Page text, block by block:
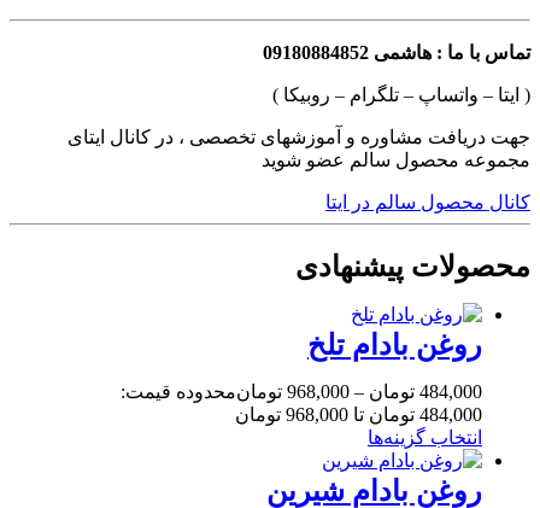
تماس با ما : هاشمی 09180884852
( ایتا – واتساپ – تلگرام – روبیکا )
جهت دریافت مشاوره و آموزشهای تخصصی ، در کانال ایتای
مجموعه محصول سالم عضو شوید
کانال محصول سالم در ایتا
محصولات پیشنهادی
روغن بادام تلخ
484,000 تومان –
968,000 تومانمحدوده قیمت:
484,000 تومان تا 968,000 تومان
انتخاب گزینه‌ها
روغن بادام شیرین